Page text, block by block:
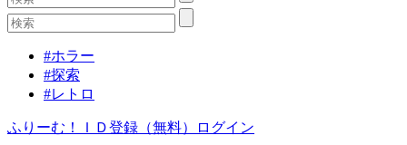
#ホラー
#探索
#レトロ
ふりーむ！ＩＤ登録（無料） ログイン